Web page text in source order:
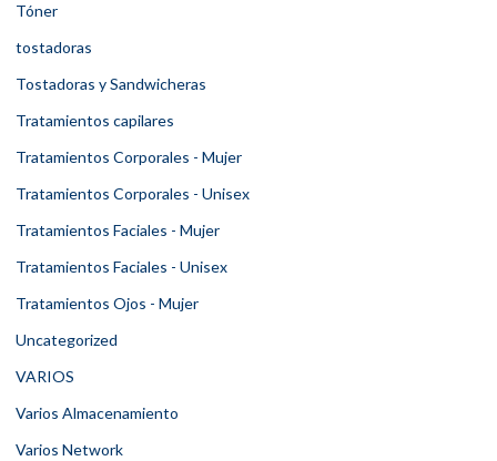
Tóner
tostadoras
Tostadoras y Sandwicheras
Tratamientos capilares
Tratamientos Corporales - Mujer
Tratamientos Corporales - Unisex
Tratamientos Faciales - Mujer
Tratamientos Faciales - Unisex
Tratamientos Ojos - Mujer
Uncategorized
VARIOS
Varios Almacenamiento
Varios Network